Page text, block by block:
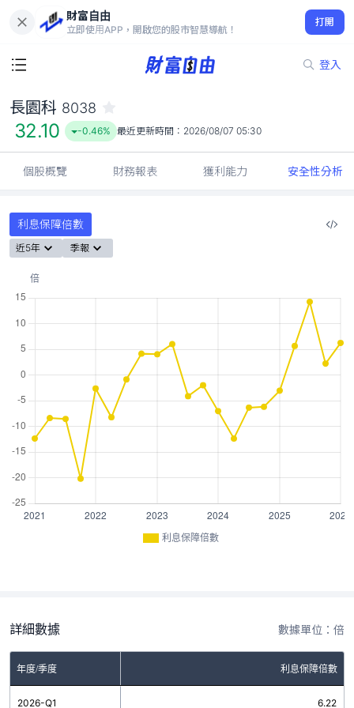
財富自由
立即使用APP，開啟您的股市智慧導航！
打開
登入
32.10
-0.46%
長園科 8038
32.10 -0.46% 最近更新時間： 2026/08/07 05:30
個股概覽 財務報表 獲利能力 安全性分析
利息保障倍數
近5年 季報
利息保障倍數
詳細數據 數據單位：倍
年度/季度 利息保障倍數
2026-Q1 6.22